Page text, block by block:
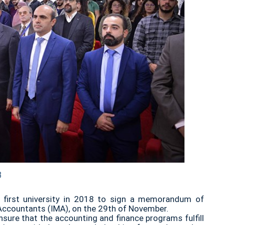
university in 2018 to sign a memorandum of
(IMA), on the 29th of November.
that the accounting and finance programs fulfill